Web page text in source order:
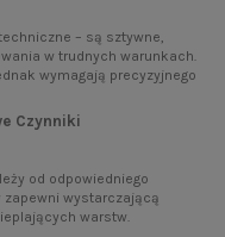
– są sztywne,
w trudnych warunkach.
wymagają precyzyjnego
Czynniki
od odpowiedniego
zapewni wystarczającą
warstw.